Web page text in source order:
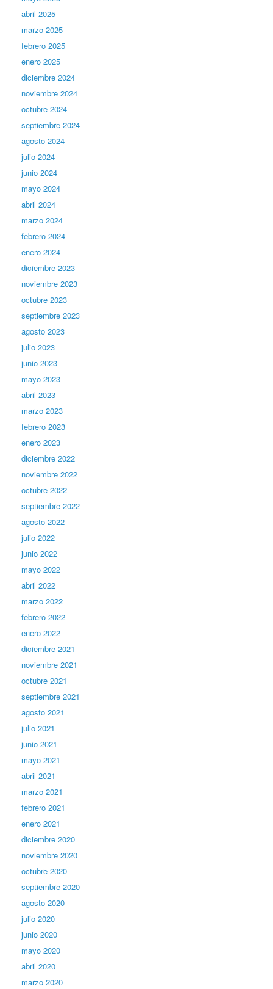
abril 2025
marzo 2025
febrero 2025
enero 2025
diciembre 2024
noviembre 2024
octubre 2024
septiembre 2024
agosto 2024
julio 2024
junio 2024
mayo 2024
abril 2024
marzo 2024
febrero 2024
enero 2024
diciembre 2023
noviembre 2023
octubre 2023
septiembre 2023
agosto 2023
julio 2023
junio 2023
mayo 2023
abril 2023
marzo 2023
febrero 2023
enero 2023
diciembre 2022
noviembre 2022
octubre 2022
septiembre 2022
agosto 2022
julio 2022
junio 2022
mayo 2022
abril 2022
marzo 2022
febrero 2022
enero 2022
diciembre 2021
noviembre 2021
octubre 2021
septiembre 2021
agosto 2021
julio 2021
junio 2021
mayo 2021
abril 2021
marzo 2021
febrero 2021
enero 2021
diciembre 2020
noviembre 2020
octubre 2020
septiembre 2020
agosto 2020
julio 2020
junio 2020
mayo 2020
abril 2020
marzo 2020